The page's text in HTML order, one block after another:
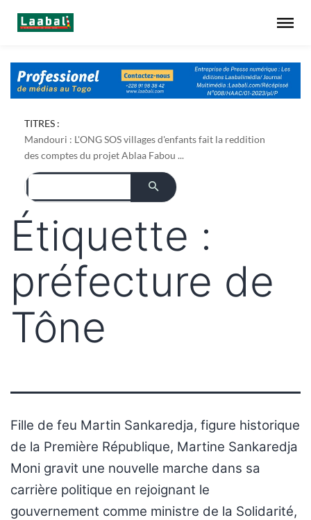
TITRES :
Mandouri : L'ONG SOS villages d'enfants fait la reddition
des comptes du projet Ablaa Fabou ...
projet de culture du bambou ...
Étiquette :
préfecture de
Tône
Fille de feu Martin Sankaredja, figure historique
de la Première République, Martine Sankaredja
Moni gravit une nouvelle marche dans sa
carrière politique en rejoignant le
gouvernement comme ministre de la Solidarité,